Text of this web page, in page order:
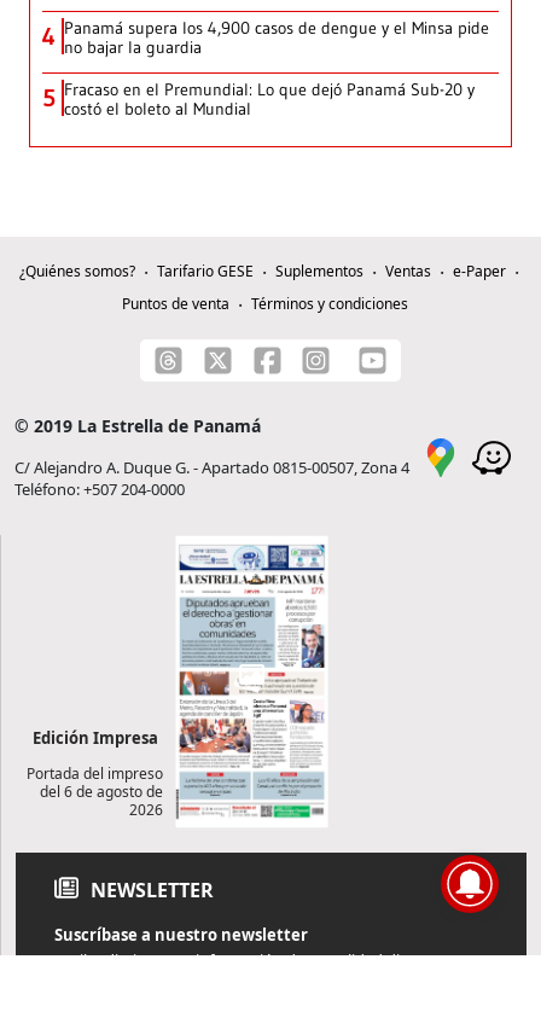
4 Panamá supera los 4,900 casos de dengue y el Minsa pide
no bajar la guardia
5 Fracaso en el Premundial: Lo que dejó Panamá Sub-20 y
costó el boleto al Mundial
¿Quiénes somos? Tarifario GESE Suplementos Ventas
e-Paper
Puntos de venta
Términos y condiciones
© 2019 La Estrella de Panamá
C/ Alejandro A. Duque G. - Apartado 0815-00507, Zona 4
Teléfono: +507 204-0000
Edición Impresa
Portada del impreso
del 6 de agosto de
2026
NEWSLETTER
Suscríbase a nuestro newsletter
Reciba diariamente información de actualidad directamente en